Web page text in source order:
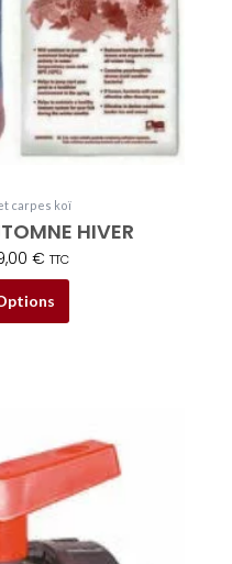
carpes koï
HIVER
€ TTC
sur
la
page
du
produit
de
prix :
8,50 €
à
129,00 €
produit
plusieurs
Les